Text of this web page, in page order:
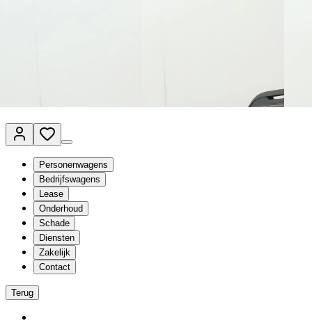
Personenwagens
Bedrijfswagens
Lease
Onderhoud
Schade
Diensten
Zakelijk
Contact
Terug